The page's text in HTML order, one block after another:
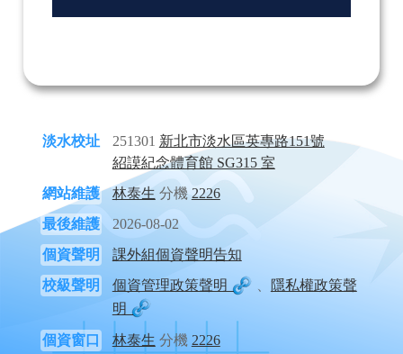
淡水校址 251301 新北市淡水區英專路151號
紹謨紀念體育館 SG315 室
網站維護
林泰生 分機 2226
最後維護
2026-08-02
個資聲明
課外組個資聲明告知
校級聲明
個資管理政策聲明
隱私權政策聲
明
個資窗口 林泰生 分機 2226